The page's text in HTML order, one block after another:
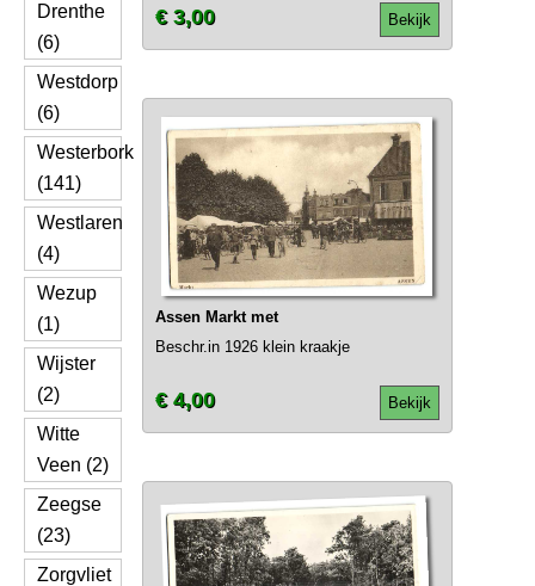
Drenthe
(6)
Westdorp
(6)
Westerbork
(141)
Westlaren
(4)
Wezup
(1)
Wijster
(2)
Witte
Veen (2)
Zeegse
(23)
Zorgvliet
Bekijk
€ 3,00
Assen Markt met
Beschr.in 1926 klein kraakje
Bekijk
€ 4,00